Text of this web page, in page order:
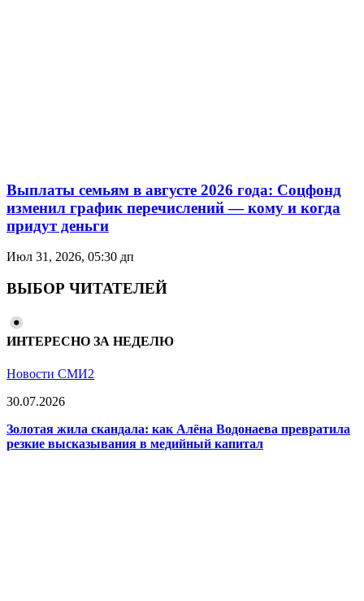
Выплаты семьям в августе 2026 года: Соцфонд
изменил график перечислений — кому и когда
придут деньги
Июл 31, 2026, 05:30 дп
ВЫБОР ЧИТАТЕЛЕЙ
ИНТЕРЕСНО ЗА НЕДЕЛЮ
Новости СМИ2
30.07.2026
Золотая жила скандала: как Алёна Водонаева превратила
резкие высказывания в медийный капитал